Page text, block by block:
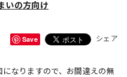
いの方向け
Save シェア
なりますので、お間違えの無